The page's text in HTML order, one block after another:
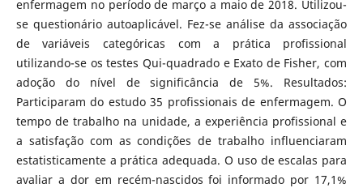
enfermagem no período de março a maio de 2018. Utilizou-
se questionário autoaplicável. Fez-se análise da associação
de variáveis categóricas com a prática profissional
utilizando-se os testes Qui-quadrado e Exato de Fisher, com
adoção do nível de significância de 5%. Resultados:
Participaram do estudo 35 profissionais de enfermagem. O
tempo de trabalho na unidade, a experiência profissional e
a satisfação com as condições de trabalho influenciaram
estatisticamente a prática adequada. O uso de escalas para
avaliar a dor em recém-nascidos foi informado por 17,1%